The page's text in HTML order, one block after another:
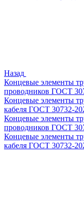
Назад
Концевые элементы
проводников ГОСТ
Концевые элементы
кабеля ГОСТ 30732-
Концевые элементы
проводников ГОСТ
Концевые элементы
кабеля ГОСТ 30732-